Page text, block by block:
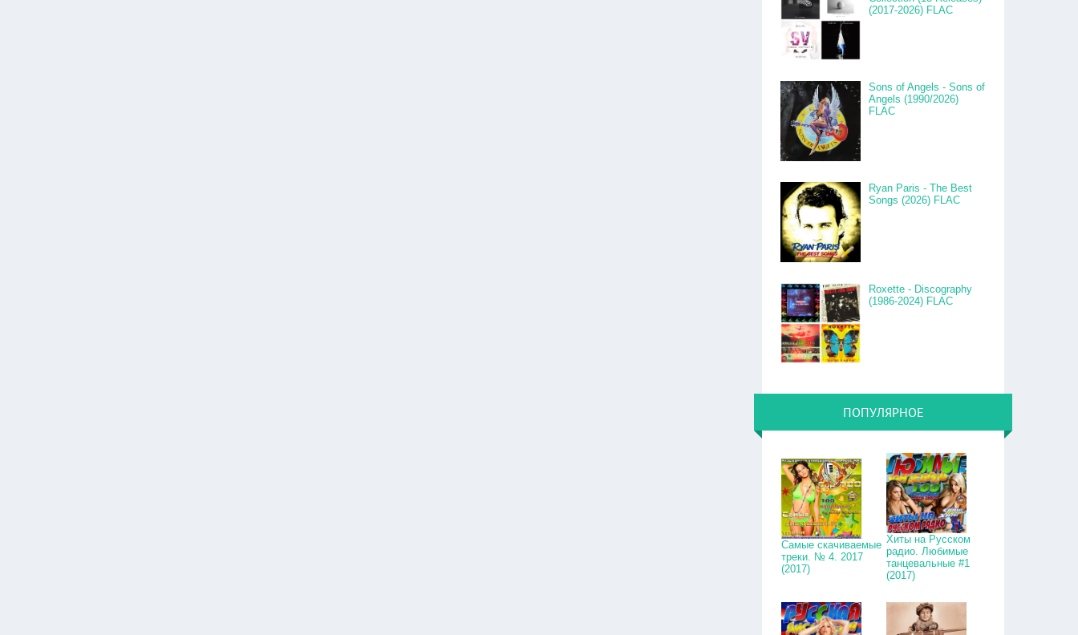
(2017-2026) FLAC
Sons of Angels - Sons of
Angels (1990/2026)
FLAC
Ryan Paris - The Best
Songs (2026) FLAC
Roxette - Discography
(1986-2024) FLAC
ПОПУЛЯРНОЕ
Самые скачиваемые
треки. № 4. 2017
(2017)
Хиты на Русском
радио. Любимые
танцевальные #1
(2017)